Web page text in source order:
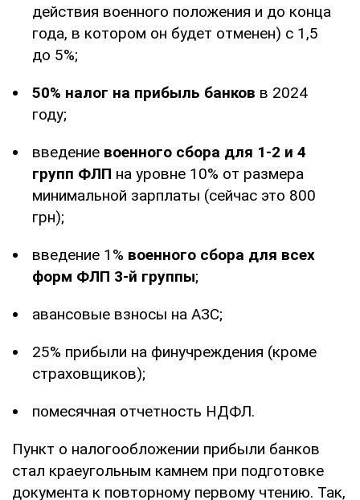
действия военного положения и до конца
года, в котором он будет отменен) с 1,5
до 5%;
50% налог на прибыль банков в 2024
году;
введение военного сбора для 1-2 и 4
групп ФЛП на уровне 10% от размера
минимальной зарплаты (сейчас это 800
грн);
введение 1% военного сбора для всех
форм ФЛП 3-й группы;
авансовые взносы на АЗС;
25% прибыли на финучреждения (кроме
страховщиков);
помесячная отчетность НДФЛ.
Пункт о налогообложении прибыли банков
стал краеугольным камнем при подготовке
документа к повторному первому чтению. Так,